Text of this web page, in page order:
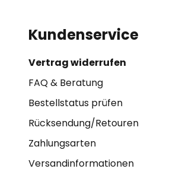
Kundenservice
Vertrag widerrufen
FAQ & Beratung
Bestellstatus prüfen
Rücksendung/Retouren
Zahlungsarten
Versandinformationen